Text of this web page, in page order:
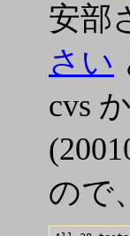
安部
さい
cvs
ので、